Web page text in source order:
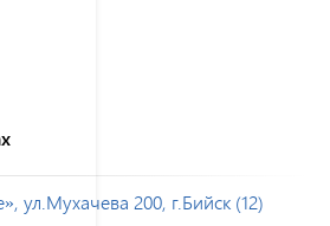
ул.Мухачева 200, г.Бийск (12)